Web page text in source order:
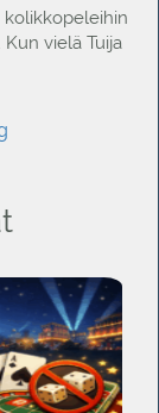
kolikkopeleihin
vielä Tuija